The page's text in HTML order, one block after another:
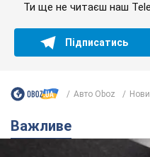
Ти ще не читаєш наш
Підписатись
Авто Oboz
Важливе